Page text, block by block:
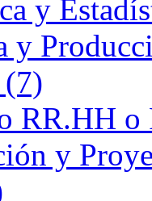
y
y
RR.HH
y